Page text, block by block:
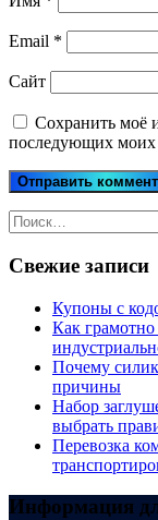
Email *
Сайт
Сохранить моё
последующих моих
Найти:
Свежие записи
Купоны c
Как грамотно
Почему
причины
Набор
выбрать
Перевозка
Информация